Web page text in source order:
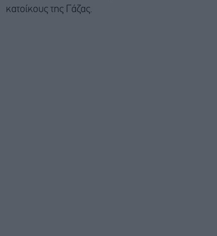
κατοίκους της Γάζας.